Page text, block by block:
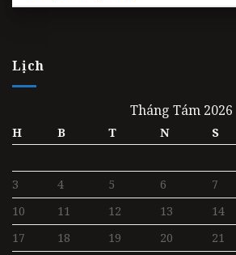
Lịch
Tháng Tám 2026
H B T N S
3
4 5 6 7
10
11 12 13 14
17
18 19 20 21